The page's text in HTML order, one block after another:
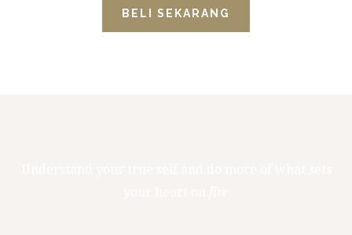
BELI SEKARANG